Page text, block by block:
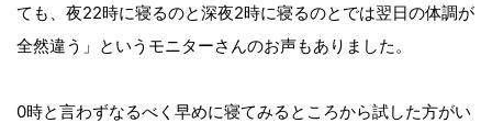
ても、夜22時に寝るのと深夜2時に寝るのとでは翌日の体調が
全然違う」というモニターさんのお声もありました。
0時と言わずなるべく早めに寝てみるところから試した方がい